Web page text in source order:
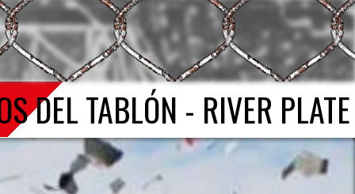
DEL TABLÓN - RIVER PLATE